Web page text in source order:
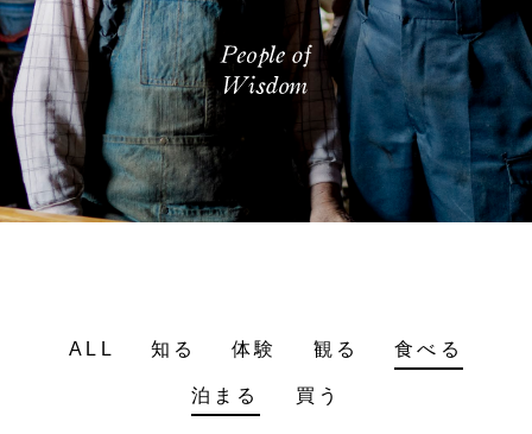
ALL 知る 体験 観る 食べる
泊まる 買う